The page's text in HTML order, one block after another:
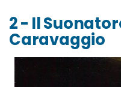
2 - Il
Caravaggio